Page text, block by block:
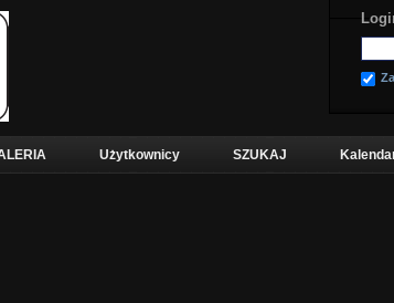
Użytkownicy SZUKAJ